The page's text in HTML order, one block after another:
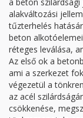
alakváltozási
tűzterhelés
beton
réteges leválása,
Az első ok a
ami a szerkezet
végezetül a
az acél
csökkenése,